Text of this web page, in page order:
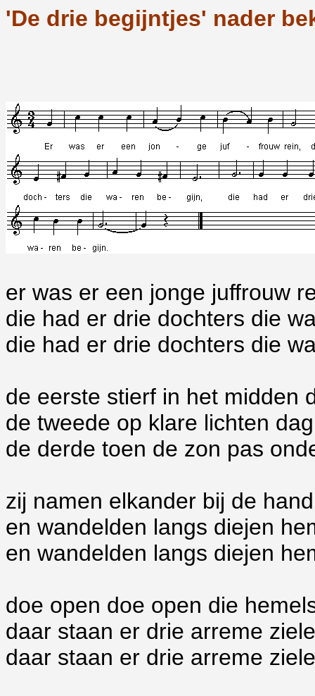
'De drie begijntjes' nader
er was er een jonge juffrouw
die had er drie dochters die
die had er drie dochters die
de eerste stierf in het midden
de tweede op klare lichten dag
de derde toen de zon pas
zij namen elkander bij de hand
en wandelden langs diejen
en wandelden langs diejen
doe open doe open die
daar staan er drie arreme
daar staan er drie arreme